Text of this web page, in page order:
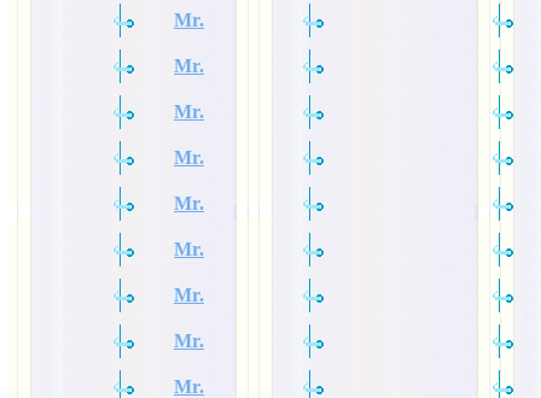
Mr.
Mr.
Mr.
Mr.
Mr.
Mr.
Mr.
Mr.
Mr.